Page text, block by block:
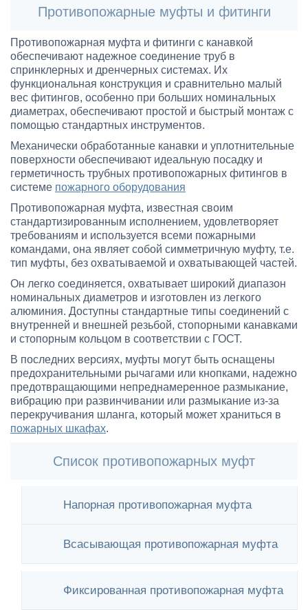
Противопожарные муфты и фитинги
Противопожарная муфта и фитинги с канавкой
обеспечивают надежное соединение труб в
спринклерных и дренчерных системах. Их
функциональная конструкция и сравнительно малый
вес фитингов, особенно при больших номинальных
диаметрах, обеспечивают простой и быстрый монтаж с
помощью стандартных инструментов.
Механически обработанные канавки и уплотнительные
поверхности обеспечивают идеальную посадку и
герметичность трубных противопожарных фитингов в
системе пожарного оборудования
Противопожарная муфта, известная своим
стандартизированным исполнением, удовлетворяет
требованиям и используется всеми пожарными
командами, она являет собой симметричную муфту, т.е.
тип муфты, без охватываемой и охватывающей частей.
Он легко соединяется, охватывает широкий диапазон
номинальных диаметров и изготовлен из легкого
алюминия. Доступны стандартные типы соединений с
внутренней и внешней резьбой, стопорными канавками
и стопорным кольцом в соответствии с ГОСТ.
В последних версиях, муфты могут быть оснащены
предохранительными рычагами или кнопками, надежно
предотвращающими непреднамеренное размыкание,
вибрацию при развинчивании или размыкание из-за
перекручивания шланга, который может храниться в
пожарных шкафах.
Список противопожарных муфт
Напорная противопожарная муфта
Всасывающая противопожарная муфта
Фиксированная противопожарная муфта